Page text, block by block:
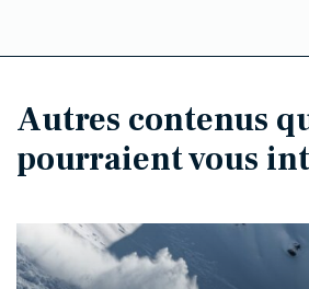
Autres contenus
pourraient vous